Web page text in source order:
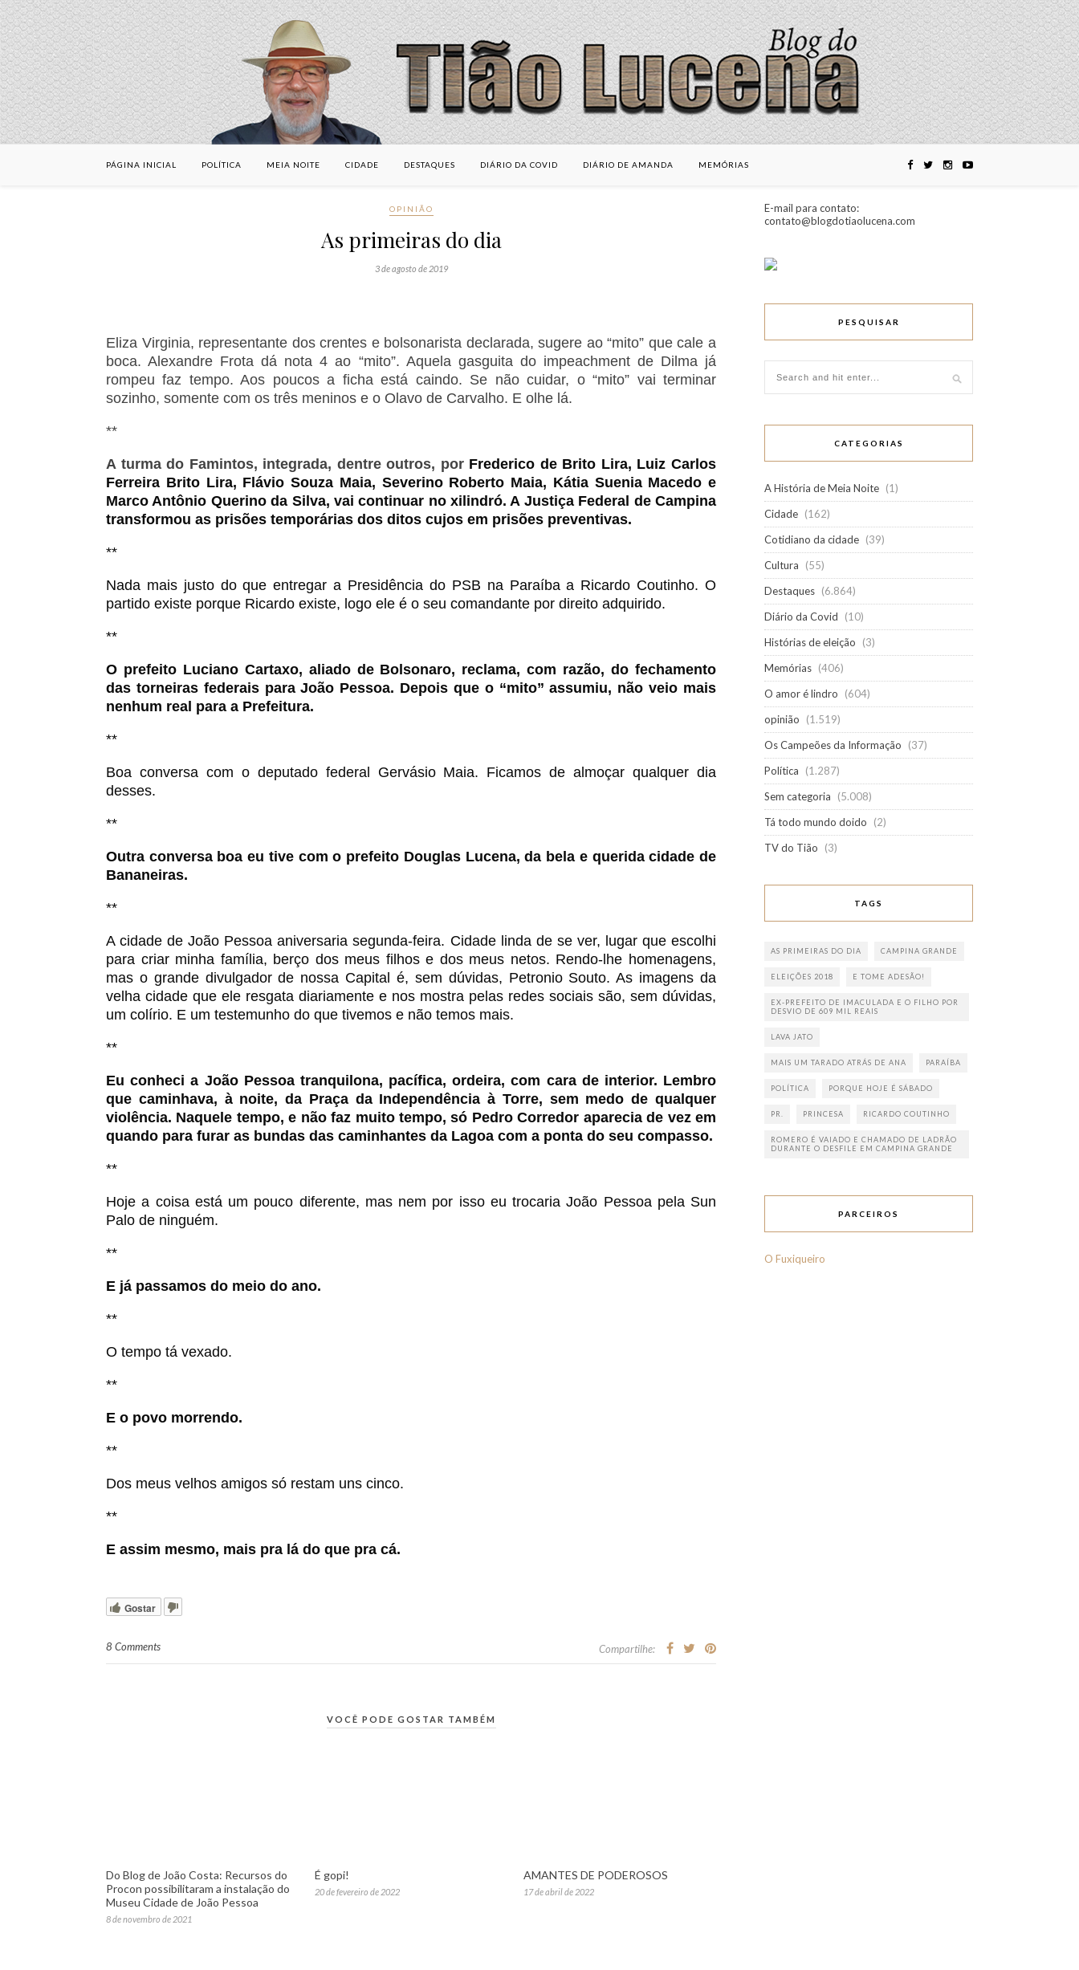
PÁGINA INICIAL POLÍTICA MEIA NOITE CIDADE DESTAQUES DIÁRIO DA COVID DIÁRIO DE AMANDA MEMÓRIAS
OPINIÃO
As primeiras do dia
3 de agosto de 2019
Eliza Virginia, representante dos crentes e bolsonarista declarada, sugere ao “mito” que cale a
boca. Alexandre Frota dá nota 4 ao “mito”. Aquela gasguita do impeachment de Dilma já
rompeu faz tempo. Aos poucos a ficha está caindo. Se não cuidar, o “mito” vai terminar
sozinho, somente com os três meninos e o Olavo de Carvalho. E olhe lá.
**
A turma do Famintos, integrada, dentre outros, por Frederico de Brito Lira, Luiz Carlos
Ferreira Brito Lira, Flávio Souza Maia, Severino Roberto Maia, Kátia Suenia Macedo e
Marco Antônio Querino da Silva, vai continuar no xilindró. A Justiça Federal de Campina
transformou as prisões temporárias dos ditos cujos em prisões preventivas.
**
Nada mais justo do que entregar a Presidência do PSB na Paraíba a Ricardo Coutinho. O
partido existe porque Ricardo existe, logo ele é o seu comandante por direito adquirido.
**
O prefeito Luciano Cartaxo, aliado de Bolsonaro, reclama, com razão, do fechamento
das torneiras federais para João Pessoa. Depois que o “mito” assumiu, não veio mais
nenhum real para a Prefeitura.
**
Boa conversa com o deputado federal Gervásio Maia. Ficamos de almoçar qualquer dia
desses.
**
Outra conversa boa eu tive com o prefeito Douglas Lucena, da bela e querida cidade de
Bananeiras.
**
A cidade de João Pessoa aniversaria segunda-feira. Cidade linda de se ver, lugar que escolhi
para criar minha família, berço dos meus filhos e dos meus netos. Rendo-lhe homenagens,
mas o grande divulgador de nossa Capital é, sem dúvidas, Petronio Souto. As imagens da
velha cidade que ele resgata diariamente e nos mostra pelas redes sociais são, sem dúvidas,
um colírio. E um testemunho do que tivemos e não temos mais.
**
Eu conheci a João Pessoa tranquilona, pacífica, ordeira, com cara de interior. Lembro
que caminhava, à noite, da Praça da Independência à Torre, sem medo de qualquer
violência. Naquele tempo, e não faz muito tempo, só Pedro Corredor aparecia de vez em
quando para furar as bundas das caminhantes da Lagoa com a ponta do seu compasso.
**
Hoje a coisa está um pouco diferente, mas nem por isso eu trocaria João Pessoa pela Sun
Palo de ninguém.
**
E já passamos do meio do ano.
**
O tempo tá vexado.
**
E o povo morrendo.
**
Dos meus velhos amigos só restam uns cinco.
**
E assim mesmo, mais pra lá do que pra cá.
Gostar
8 Comments Compartilhe:
VOCÊ PODE GOSTAR TAMBÉM
Do Blog de João Costa: Recursos do
Procon possibilitaram a instalação do
Museu Cidade de João Pessoa
8 de novembro de 2021
É gopi!
20 de fevereiro de 2022
AMANTES DE PODEROSOS
17 de abril de 2022
E-mail para contato:
contato@blogdotiaolucena.com
PESQUISAR
CATEGORIAS
A História de Meia Noite (1)
Cidade (162)
Cotidiano da cidade (39)
Cultura
(55)
Destaques (6.864)
Diário da Covid
(10)
Histórias de eleição
(3)
Memórias (406)
O amor é lindro
(604)
opinião
(1.519)
Os Campeões da Informação
(37)
Política
(1.287)
Sem categoria
(5.008)
Tá todo mundo doido
(2)
TV do Tião
(3)
TAGS
AS PRIMEIRAS DO DIA CAMPINA GRANDE
ELEIÇÕES 2018 E TOME ADESÃO!
EX-PREFEITO DE IMACULADA E O FILHO POR
DESVIO DE 609 MIL REAIS
LAVA JATO
MAIS UM TARADO ATRÁS DE ANA PARAÍBA
POLÍTICA PORQUE HOJE É SÁBADO
PR. PRINCESA RICARDO COUTINHO
ROMERO É VAIADO E CHAMADO DE LADRÃO
DURANTE O DESFILE EM CAMPINA GRANDE
PARCEIROS
O Fuxiqueiro